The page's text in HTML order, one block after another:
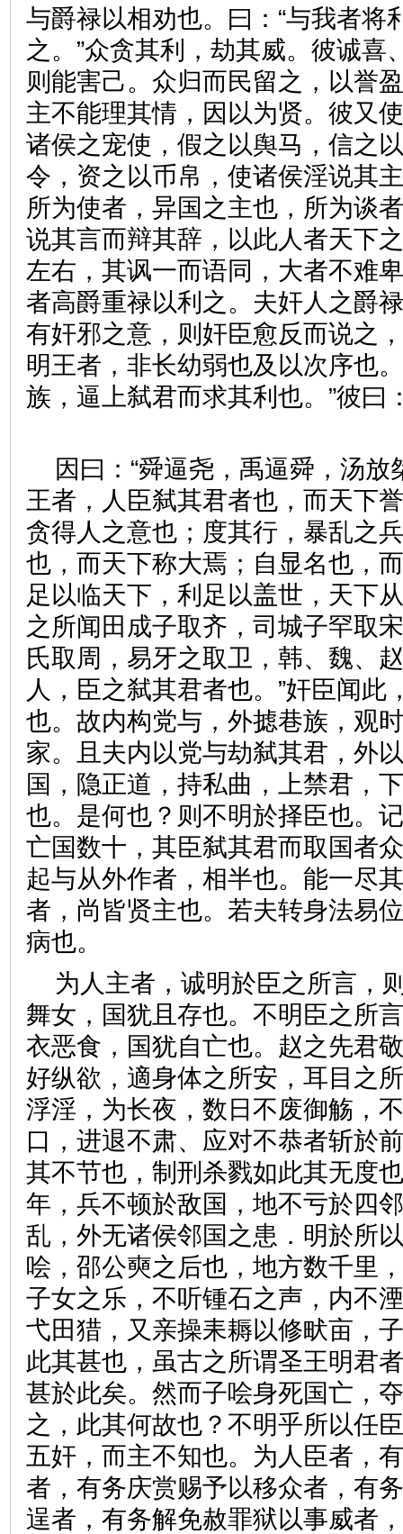
与爵禄以相劝也。曰：“与我者将
之。”众贪其利，劫其威。彼诚喜
则能害己。众归而民留之，以誉
主不能理其情，因以为贤。彼又
诸侯之宠使，假之以舆马，信之
令，资之以币帛，使诸侯淫说其
所为使者，异国之主也，所为谈
说其言而辩其辞，以此人者天下
左右，其讽一而语同，大者不难
者高爵重禄以利之。夫奸人之爵
有奸邪之意，则奸臣愈反而说之
明王者，非长幼弱也及以次序也
族，逼上弑君而求其利也。”彼
因曰：“舜逼尧，禹逼舜，汤
王者，人臣弑其君者也，而天下
贪得人之意也；度其行，暴乱之
也，而天下称大焉；自显名也，
足以临天下，利足以盖世，天下
之所闻田成子取齐，司城子罕取
氏取周，易牙之取卫，韩、魏、
人，臣之弑其君者也。”奸臣闻此
也。故内构党与，外摅巷族，观
家。且夫内以党与劫弑其君，外
国，隐正道，持私曲，上禁君，
也。是何也？则不明於择臣也。
亡国数十，其臣弑其君而取国者
起与从外作者，相半也。能一尽
者，尚皆贤主也。若夫转身法易
病也。
为人主者，诚明於臣之所言，
舞女，国犹且存也。不明臣之所
衣恶食，国犹自亡也。赵之先君
好纵欲，適身体之所安，耳目之
浮淫，为长夜，数日不废御觞，
口，进退不肃、应对不恭者斩於
其不节也，制刑杀戮如此其无度
年，兵不顿於敌国，地不亏於四
乱，外无诸侯邻国之患．明於所
哙，邵公奭之后也，地方数千里
子女之乐，不听锺石之声，内不
弋田猎，又亲操耒耨以修畎亩，
此其甚也，虽古之所谓圣王明君
甚於此矣。然而子哙身死国亡，
之，此其何故也？不明乎所以任
五奸，而主不知也。为人臣者，
者，有务庆赏赐予以移众者，有
逞者，有务解免赦罪狱以事威者